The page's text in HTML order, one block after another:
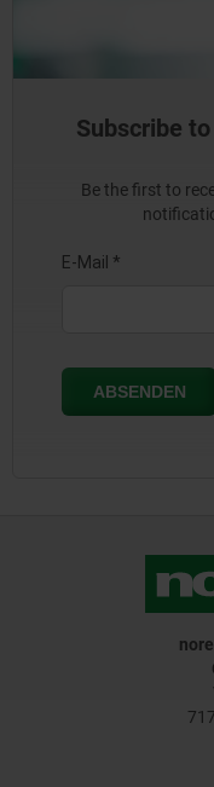
Subscribe
Be the first to